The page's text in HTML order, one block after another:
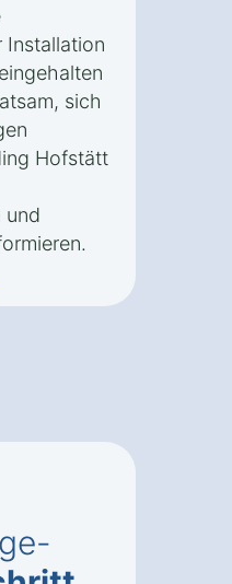
Installation
sich
Hofstätt
und